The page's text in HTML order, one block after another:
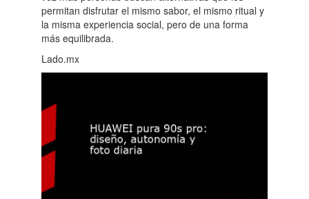
permitan disfrutar el mismo sabor, el mismo ritual y
la misma experiencia social, pero de una forma
más equilibrada.
Lado.mx